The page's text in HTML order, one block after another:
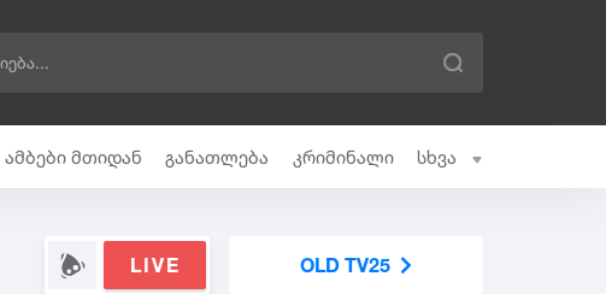
ამბები მთიდან განათლება კრიმინალი სხვა
LIVE OLD TV25